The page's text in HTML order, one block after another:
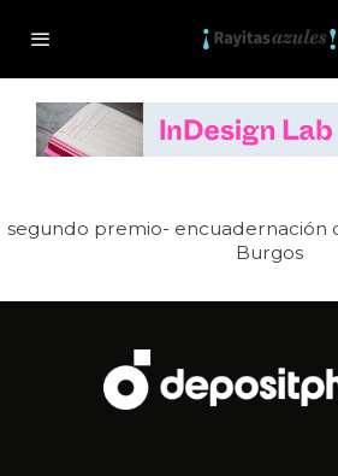
segundo premio- encuadernación
Burgos